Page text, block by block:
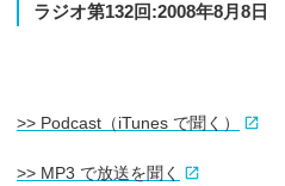
ラジオ第132回:2008年8月 8 日
>> Podcast（iTunes で聞く）
>> MP3 で放送を聞く